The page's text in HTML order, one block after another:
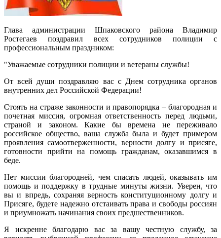
Глава администрации Шпаковского района Владимир
Ростегаев поздравил всех сотрудников полиции с
профессиональным праздником:
"Уважаемые сотрудники полиции и ветераны службы!
От всей души поздравляю вас с Днем сотрудника органов
внутренних дел Российской Федерации!
Стоять на страже законности и правопорядка – благородная и
почетная миссия, огромная ответственность перед людьми,
страной и законом. Какие бы времена не переживало
российское общество, ваша служба была и будет примером
проявления самоотверженности, верности долгу и присяге,
готовности прийти на помощь гражданам, оказавшимся в
беде.
Нет миссии благородней, чем спасать людей, оказывать им
помощь и поддержку в трудные минуты жизни. Уверен, что
вы и впредь, сохраняя верность конституционному долгу и
Присяге, будете надежно отстаивать права и свободы россиян
и приумножать начинания своих предшественников.
Я искренне благодарю вас за вашу честную службу, за